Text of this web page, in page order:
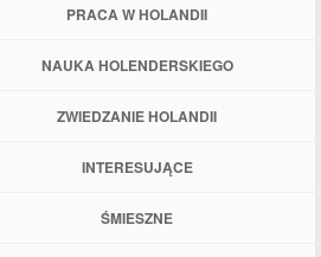
PRACA W HOLANDII
NAUKA HOLENDERSKIEGO
ZWIEDZANIE HOLANDII
INTERESUJĄCE
ŚMIESZNE